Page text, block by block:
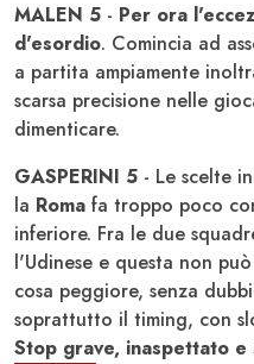
MALEN 5 - Per ora
d'esordio. Comincia ad
a partita ampiamente
scarsa precisione nelle
dimenticare.
GASPERINI 5 - Le scelte
la Roma fa troppo poco
inferiore. Fra le due
l'Udinese e questa non
cosa peggiore, senza
soprattutto il timing, con
Stop grave, inaspettato e